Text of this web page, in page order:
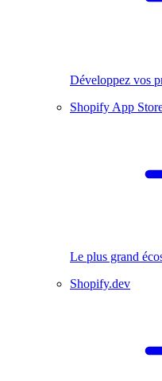
Développez vos
Shopify App
Le plus grand
Shopify.dev